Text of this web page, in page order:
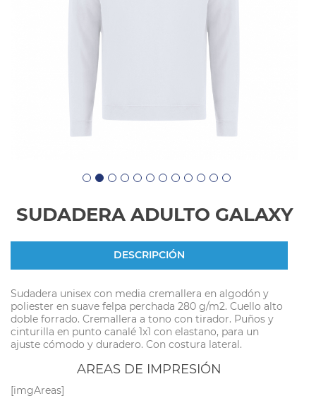
SUDADERA ADULTO GALAXY
DESCRIPCIÓN
Sudadera unisex con media cremallera en algodón y
poliester en suave felpa perchada 280 g/m2. Cuello alto
doble forrado. Cremallera a tono con tirador. Puños y
cinturilla en punto canalé 1x1 con elastano, para un
ajuste cómodo y duradero. Con costura lateral.
AREAS DE IMPRESIÓN
[imgAreas]